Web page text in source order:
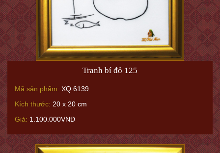
Tranh bí đỏ 125
Mã sản phẩm: XQ.6139
Kích thước: 20 x 20 cm
Giá: 1.100.000VNĐ